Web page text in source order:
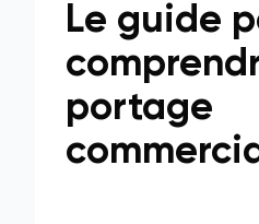
Le guide
portage